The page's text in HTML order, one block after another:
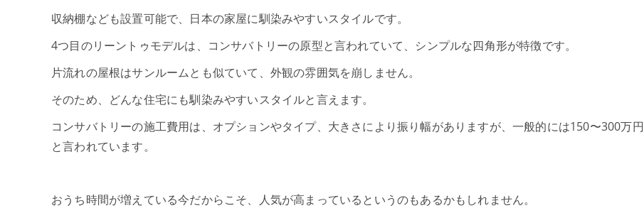
収納棚なども設置可能で、日本の家屋に馴染みやすいスタイルです。
4つ目のリーントゥモデルは、コンサバトリーの原型と言われていて、シンプルな四角形が特徴です。
片流れの屋根はサンルームとも似ていて、外観の雰囲気を崩しません。
そのため、どんな住宅にも馴染みやすいスタイルと言えます。
コンサバトリーの施工費用は、オプションやタイプ、大きさにより振り幅がありますが、一般的には150〜300万円
と言われています。
おうち時間が増えている今だからこそ、人気が高まっているというのもあるかもしれません。